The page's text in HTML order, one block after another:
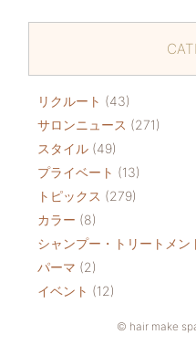
リクルート (43)
サロンニュース (271)
スタイル (49)
プライベート (13)
トピックス (279)
カラー (8)
シャンプー・トリートメン
パーマ (2)
イベント (12)
© hair make